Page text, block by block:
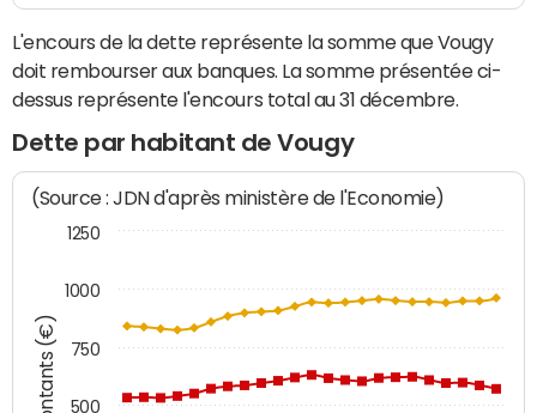
L'encours de la dette représente la somme que Vougy
doit rembourser aux banques. La somme présentée ci-
dessus représente l'encours total au 31 décembre.
Dette par habitant de Vougy
Montants (€)
(Source : JDN d'après ministère de l'Economie)
500
750
1000
1250